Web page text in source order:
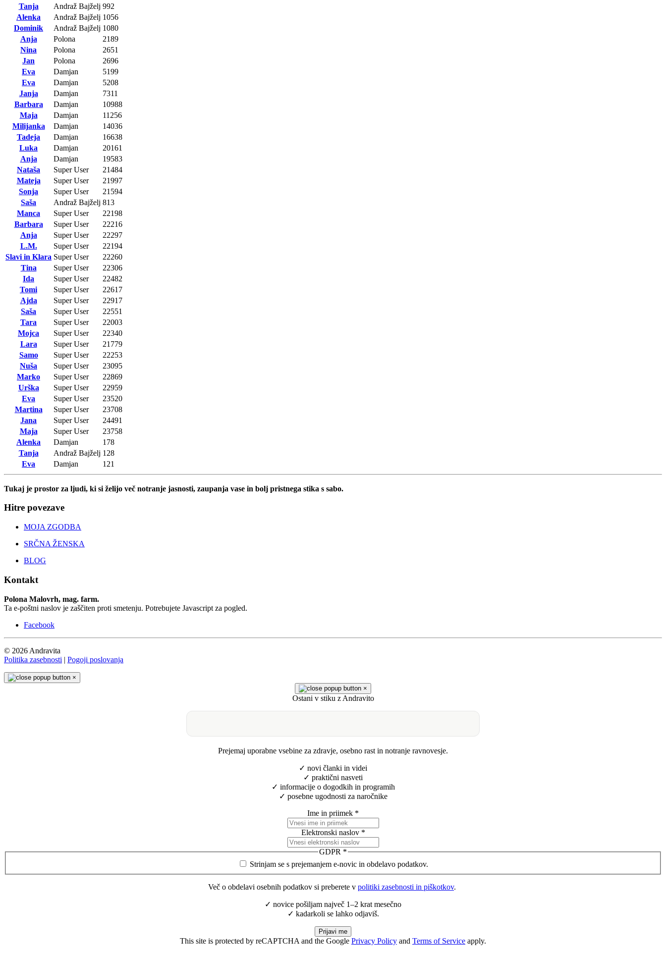
Tanja
Andraž Bajželj 992
Alenka
Andraž Bajželj 1056
Dominik
Andraž Bajželj 1080
Anja
Polona
2189
Nina
Polona
2651
Jan
Polona
2696
Eva
Damjan
5199
Eva
Damjan
5208
Janja
Damjan
7311
Barbara
Damjan
10988
Maja
Damjan
11256
Milijanka
Damjan
14036
Tadeja
Damjan
16638
Luka
Damjan
20161
Anja
Damjan
19583
Nataša
Super User
21484
Mateja
Super User
21997
Sonja
Super User
21594
Saša
Andraž Bajželj 813
Manca
Super User
22198
Barbara
Super User
22216
Anja
Super User
22297
L.M.
Super User
22194
Slavi in Klara Super User
22260
Tina
Super User
22306
Ida
Super User
22482
Tomi
Super User
22617
Ajda
Super User
22917
Saša
Super User
22551
Tara
Super User
22003
Mojca
Super User
22340
Lara
Super User
21779
Samo
Super User
22253
Nuša
Super User
23095
Marko
Super User
22869
Urška
Super User
22959
Eva
Super User
23520
Martina
Super User
23708
Jana
Super User
24491
Maja
Super User
23758
Alenka
Damjan
178
Tanja
Andraž Bajželj 128
Eva
Damjan 121
Tukaj je prostor za ljudi, ki si želijo več notranje jasnosti, zaupanja vase in bolj pristnega stika s sabo.
Hitre povezave
MOJA ZGODBA
SRČNA ŽENSKA
BLOG
Kontakt
Polona Malovrh, mag. farm.
Ta e-poštni naslov je zaščiten proti smetenju. Potrebujete Javascript za pogled.
Facebook
© 2026 Andravita
Politika zasebnosti | Pogoji poslovanja
×
×
Ostani v stiku z Andravito
Prejemaj uporabne vsebine za zdravje, osebno rast in notranje ravnovesje.
✓ novi članki in videi
✓ praktični nasveti
✓ informacije o dogodkih in programih
✓ posebne ugodnosti za naročnike
Ime in priimek *
Elektronski naslov *
GDPR *
Strinjam se s prejemanjem e-novic in obdelavo podatkov.
Več o obdelavi osebnih podatkov si preberete v politiki zasebnosti in piškotkov.
✓ novice pošiljam največ 1–2 krat mesečno
✓ kadarkoli se lahko odjaviš.
Prijavi me
This site is protected by reCAPTCHA and the Google Privacy Policy and Terms of Service apply.